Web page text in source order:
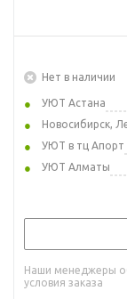
Нет в наличии
УЮТ Астана
Новосибирск,
УЮТ в тц Апорт
УЮТ Алматы
Наши менеджеры
условия заказа